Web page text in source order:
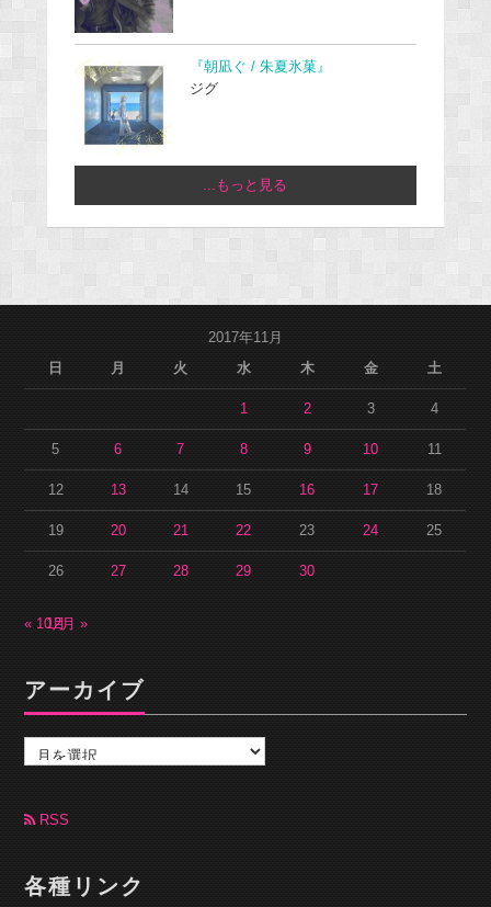
『朝凪ぐ / 朱夏氷菓』
ジグ
...もっと見る
2017年11月
日
月 火 水 木 金 土
1 2 3 4
5 6 7 8 9 10 11
12 13 14 15 16 17 18
19 20 21 22 23 24 25
26 27 28 29 30
« 10月12月 »
アーカイブ
カ
ブ RSS
各種リンク